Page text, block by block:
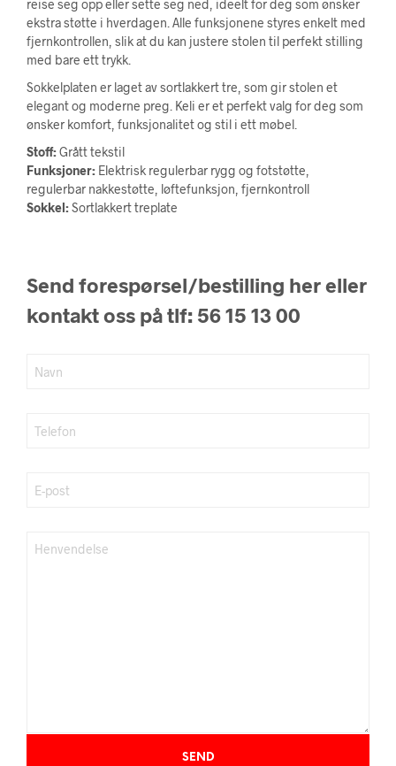
reise seg opp eller sette seg ned, ideelt for deg som ønsker
ekstra støtte i hverdagen. Alle funksjonene styres enkelt med
fjernkontrollen, slik at du kan justere stolen til perfekt stilling
med bare ett trykk.
Sokkelplaten er laget av sortlakkert tre, som gir stolen et
elegant og moderne preg. Keli er et perfekt valg for deg som
ønsker komfort, funksjonalitet og stil i ett møbel.
Stoff:Grått tekstil
Funksjoner: Elektrisk regulerbar rygg og fotstøtte,
regulerbar nakkestøtte, løftefunksjon, fjernkontroll
Sokkel:Sortlakkert treplate
Send forespørsel/bestilling her eller
kontakt oss på tlf: 56 15 13 00